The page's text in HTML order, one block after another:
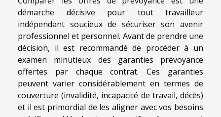
démarche décisive pour tout travailleur
indépendant soucieux de sécuriser son avenir
professionnel et personnel. Avant de prendre une
décision, il est recommandé de procéder à un
examen minutieux des garanties prévoyance
offertes par chaque contrat. Ces garanties
peuvent varier considérablement en termes de
couverture (invalidité, incapacité de travail, décès)
et il est primordial de les aligner avec vos besoins